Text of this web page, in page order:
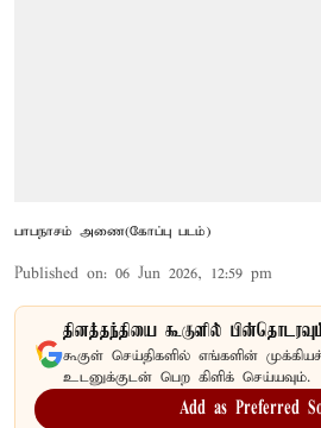
பாபநாசம் அணை(கோப்பு படம்)
Published on: 06 Jun 2026, 12:59 pm
தினத்தந்தியை கூகுளில்
கூகுள் செய்திகளில் எங்களின்
உடனுக்குடன் பெற கிளிக் செய்யவும்.
Add as Preferred